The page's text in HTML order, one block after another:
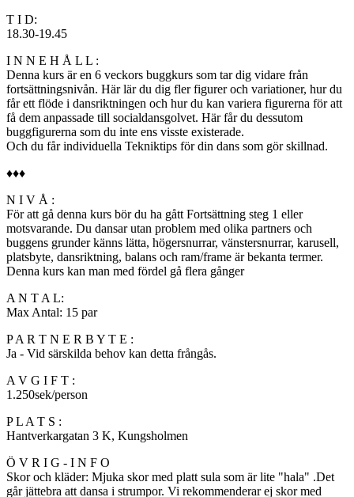
T I D:
18.30-19.45
I N N E H Å L L :
Denna kurs är en 6 veckors buggkurs som tar dig vidare från
fortsättningsnivån. Här lär du dig fler figurer och variationer, hur du
får ett flöde i dansriktningen och hur du kan variera figurerna för att
få dem anpassade till socialdansgolvet. Här får du dessutom
buggfigurerna som du inte ens visste existerade.
Och du får individuella Tekniktips för din dans som gör skillnad.
♦♦♦
N I V Å :
För att gå denna kurs bör du ha gått Fortsättning steg 1 eller
motsvarande. Du dansar utan problem med olika partners och
buggens grunder känns lätta, högersnurrar, vänstersnurrar, karusell,
platsbyte, dansriktning, balans och ram/frame är bekanta termer.
Denna kurs kan man med fördel gå flera gånger
A N T A L:
Max Antal: 15 par
P A R T N E R B Y T E :
Ja - Vid särskilda behov kan detta frångås.
A V G I F T :
1.250sek/person
P L A T S :
Hantverkargatan 3 K, Kungsholmen
Ö V R I G - I N F O
Skor och kläder: Mjuka skor med platt sula som är lite "hala" .Det
går jättebra att dansa i strumpor. Vi rekommenderar ej skor med